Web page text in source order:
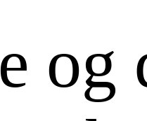
og